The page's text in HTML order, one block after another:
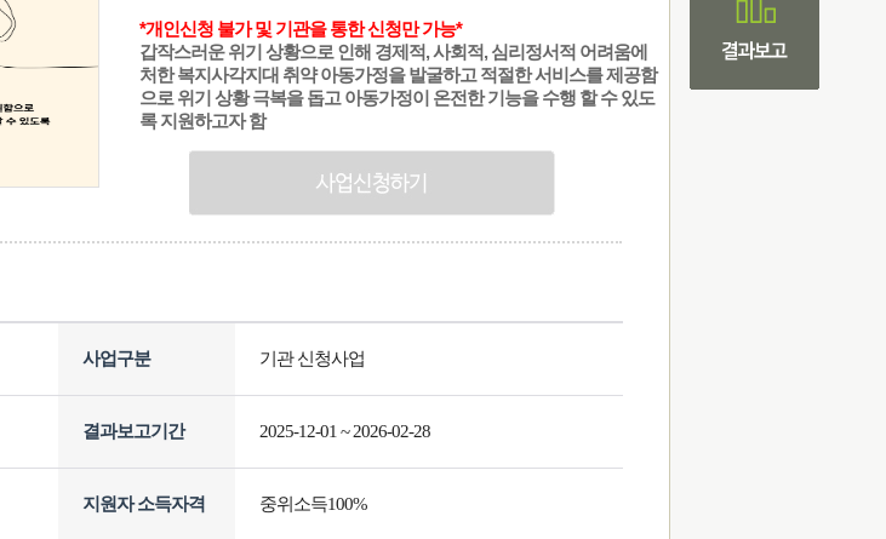
*개인신청 불가 및 기관을 통한 신청만 가능*
갑작스러운 위기 상황으로 인해 경제적, 사회적, 심리정서적 어려움에
처한 복지사각지대 취약 아동가정을 발굴하고 적절한 서비스를 제공함
으로 위기 상황 극복을 돕고 아동가정이 온전한 기능을 수행 할 수 있도
록 지원하고자 함
사업구분 기관 신청사업
결과보고기간 2025-12-01 ~ 2026-02-28
지원자 소득자격 중위소득100%